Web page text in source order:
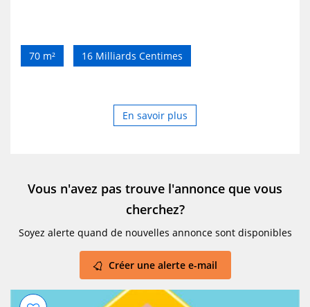
70 m² 16 Milliards Centimes
En savoir plus
Vous n'avez pas trouve l'annonce que vous
cherchez?
Soyez alerte quand de nouvelles annonce sont disponibles
Créer une alerte e-mail